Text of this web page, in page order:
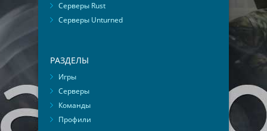
Серверы Rust
Серверы Unturned
РАЗДЕЛЫ
Игры
Серверы
Команды
Профили